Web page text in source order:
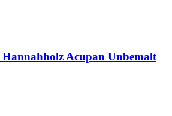
Acupan Unbemalt